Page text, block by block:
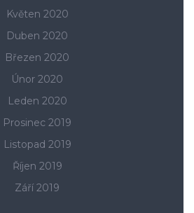
Květen 2020
Duben 2020
Březen 2020
Únor 2020
Leden 2020
Prosinec 2019
Listopad 2019
Říjen 2019
Září 2019